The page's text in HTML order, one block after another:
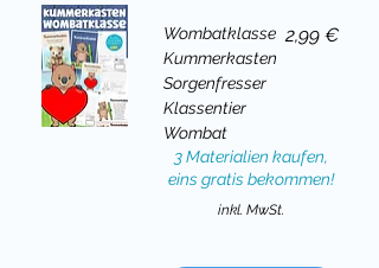
Wombatklasse
Kummerkasten
Sorgenfresser
Klassentier
Wombat
Preis
2,99 €
3 Materialien kaufen,
eins gratis bekommen!
inkl. MwSt.